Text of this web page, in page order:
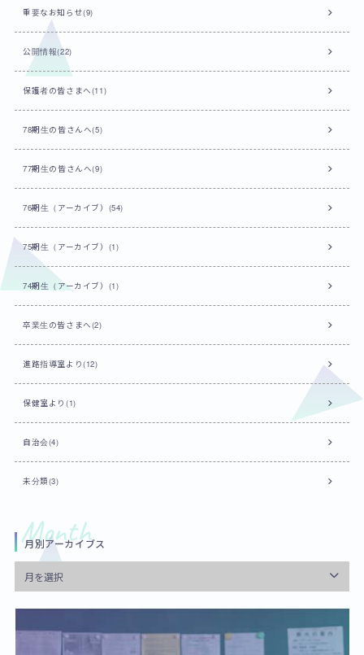
重要なお知らせ(9)
公開情報(22)
保護者の皆さまへ(11)
78期生の皆さんへ(5)
77期生の皆さんへ(9)
76期生（アーカイブ）(54)
75期生（アーカイブ）(1)
74期生（アーカイブ）(1)
卒業生の皆さまへ(2)
進路指導室より(12)
保健室より(1)
自治会(4)
未分類(3)
月別アーカイブス